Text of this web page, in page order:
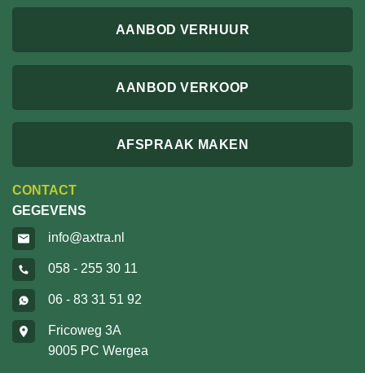
AANBOD VERHUUR
AANBOD VERKOOP
AFSPRAAK MAKEN
CONTACT
GEGEVENS
info@axtra.nl
058 - 255 30 11
06 - 83 31 51 92
Fricoweg 3A
9005 PC Wergea